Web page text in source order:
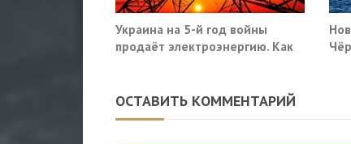
Украина на 5-й год войны
продаёт электроэнергию. Как
ОСТАВИТЬ КОММЕНТАРИЙ